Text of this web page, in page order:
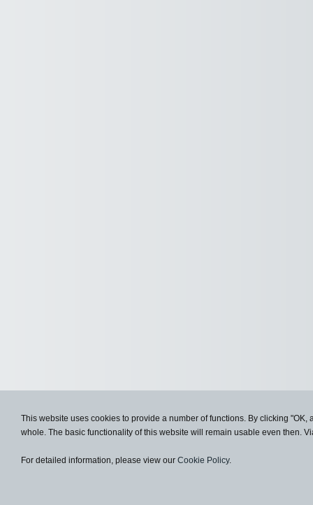
This website uses cookies to provide a number of functions. By clicking
whole. The basic functionality of this website will remain usable even then.
For detailed information, please view our Cookie Policy.